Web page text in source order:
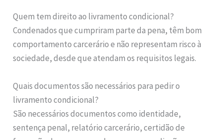
Quem tem direito ao livramento condicional?
Condenados que cumpriram parte da pena, têm bom
comportamento carcerário e não representam risco à
sociedade, desde que atendam os requisitos legais.
Quais documentos são necessários para pedir o
livramento condicional?
São necessários documentos como identidade,
sentença penal, relatório carcerário, certidão de